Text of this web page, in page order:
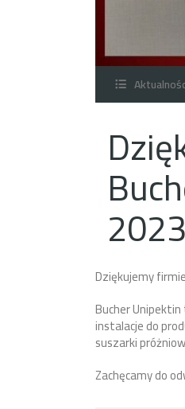
Dziękujemy
Bucher
instalacje do
suszarki
Zachęcamy do